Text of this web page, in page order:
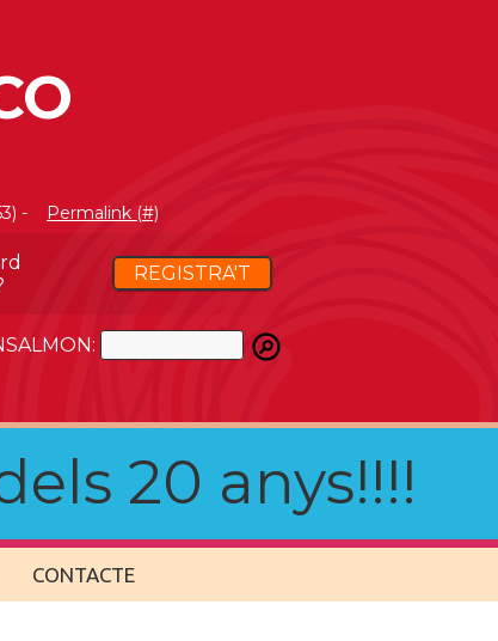
- Permalink (#)
REGISTRA'T
20 anys!!!!
CONTACTE